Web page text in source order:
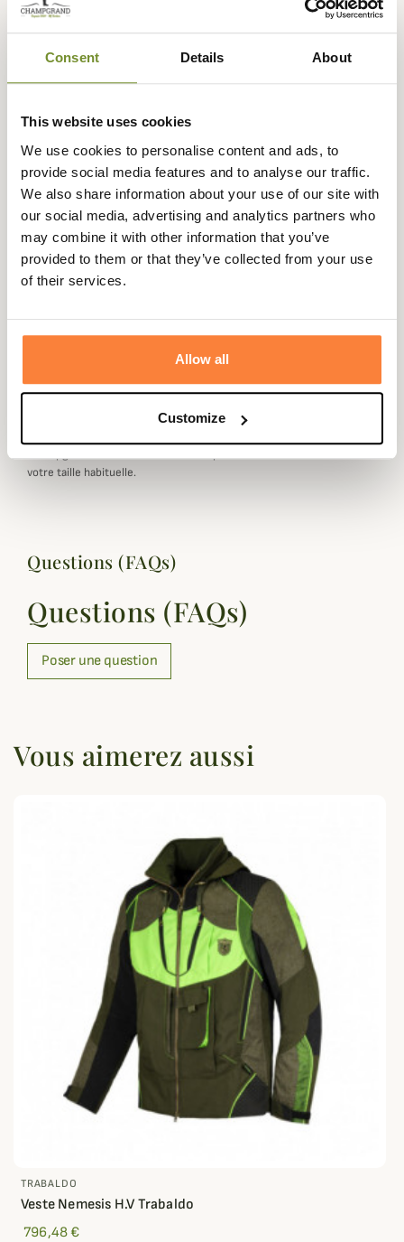
Consent Details About
This website uses cookies
We use cookies to personalise content and ads, to
provide social media features and to analyse our traffic.
We also share information about your use of our site with
our social media, advertising and analytics partners who
may combine it with other information that you’ve
provided to them or that they’ve collected from your use
of their services.
Allow all
Customize
à porter pour la saison d'approche d'été et en sous-
la transpiration.
Ce T-Shirt Icarus est conçu avec des tissus plus ou moins
épais pour faciliter l'aération des endroits sensibles à la
transpiration comme les aisselles, le dos et les épaules
lorsque pour portez un sac à dos.
Fiche technique
Coloris
votre taille habituelle.
Questions (FAQs)
Questions (FAQs)
Poser une question
Vous aimerez aussi
TRABALDO
Veste Nemesis H.V Trabaldo
796,48 €